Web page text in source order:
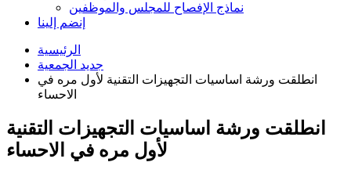
نماذج الإفصاح للمجلس والموظفين
إنضم إلينا
الرئيسية
جديد الجمعية
انطلقت ورشة اساسيات التجهيزات التقنية لأول مره في
الاحساء
انطلقت ورشة اساسيات التجهيزات التقنية
لأول مره في الاحساء